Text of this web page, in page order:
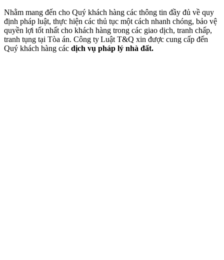
Nhằm mang đến cho Quý khách hàng các thông tin đầy đủ về quy
định pháp luật, thực hiện các thủ tục một cách nhanh chóng, bảo vệ
quyền lợi tốt nhất cho khách hàng trong các giao dịch, tranh chấp,
tranh tụng tại Tòa án. Công ty.Luật T&Q xin được cung cấp đến
Quý khách hàng các dịch vụ pháp lý nhà đất.